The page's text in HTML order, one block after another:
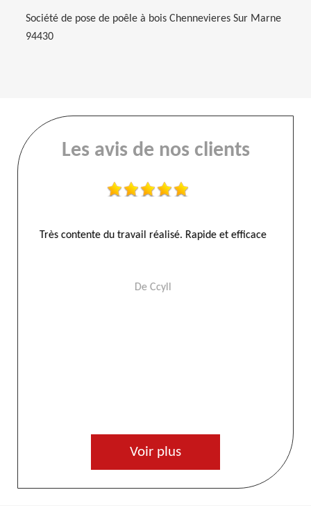
Société de pose de poêle à bois Chennevieres Sur Marne
94430
Les avis de nos clients
Très contente du travail réalisé. Rapide et efficace
De Ccyll
Voir plus